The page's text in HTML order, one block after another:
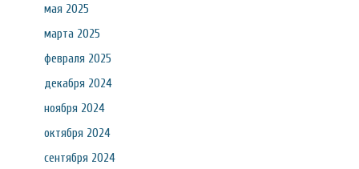
мая 2025
марта 2025
февраля 2025
декабря 2024
ноября 2024
октября 2024
сентября 2024